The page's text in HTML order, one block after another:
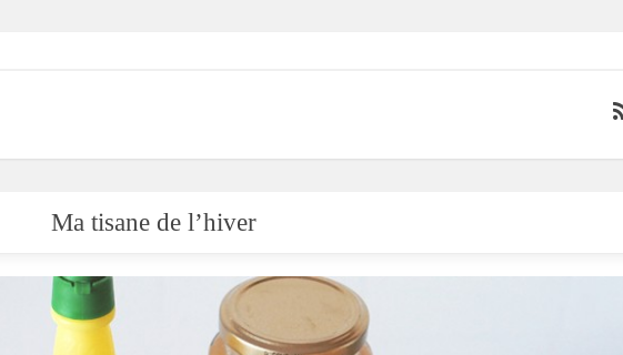
Ma tisane de l’hiver